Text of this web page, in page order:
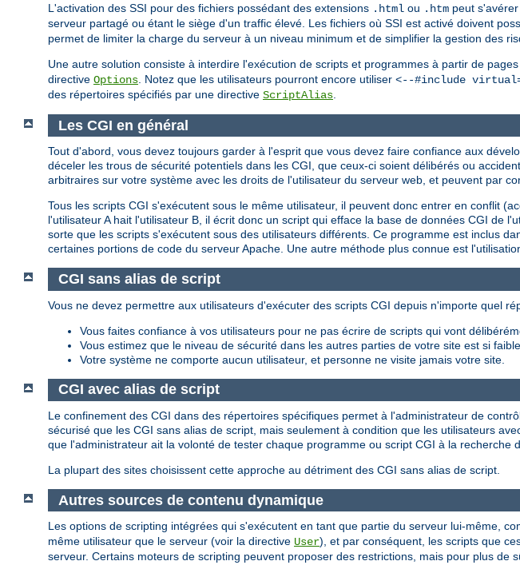
L'activation des SSI pour des fichiers possédant des extensions .html ou .htm peut
serveur partagé ou étant le siège d'un traffic élevé. Les fichiers où SSI est activé doivent
permet de limiter la charge du serveur à un niveau minimum et de simplifier la gestion des
Une autre solution consiste à interdire l'exécution de scripts et programmes à partir de
directive Options . Notez que les utilisateurs pourront encore utiliser <--#include
des répertoires spécifiés par une directive ScriptAlias
Les CGI en général
Tout d'abord, vous devez toujours garder à l'esprit que vous devez faire confiance aux
déceler les trous de sécurité potentiels dans les CGI, que ceux-ci soient délibérés ou
arbitraires sur votre système avec les droits de l'utilisateur du serveur web, et peuvent par
Tous les scripts CGI s'exécutent sous le même utilisateur, il peuvent donc entrer en conflit
l'utilisateur A hait l'utilisateur B, il écrit donc un script qui efface la base de données CGI de
sorte que les scripts s'exécutent sous des utilisateurs différents. Ce programme est inclus
certaines portions de code du serveur Apache. Une autre méthode plus connue est
CGI sans alias de script
Vous ne devez permettre aux utilisateurs d'exécuter des scripts CGI depuis n'importe quel
Vous faites confiance à vos utilisateurs pour ne pas écrire de scripts qui vont
Vous estimez que le niveau de sécurité dans les autres parties de votre site est si
Votre système ne comporte aucun utilisateur, et personne ne visite jamais votre site.
CGI avec alias de script
Le confinement des CGI dans des répertoires spécifiques permet à l'administrateur de
sécurisé que les CGI sans alias de script, mais seulement à condition que les utilisateurs
que l'administrateur ait la volonté de tester chaque programme ou script CGI à la recherche
La plupart des sites choisissent cette approche au détriment des CGI sans alias de script.
Autres sources de contenu dynamique
Les options de scripting intégrées qui s'exécutent en tant que partie du serveur lui-même,
même utilisateur que le serveur (voir la directive User), et par conséquent, les scripts que
serveur. Certains moteurs de scripting peuvent proposer des restrictions, mais pour plus de